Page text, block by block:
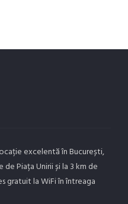
excelentă în București,
Piața Unirii și la 3 km de
gratuit la WiFi în întreaga